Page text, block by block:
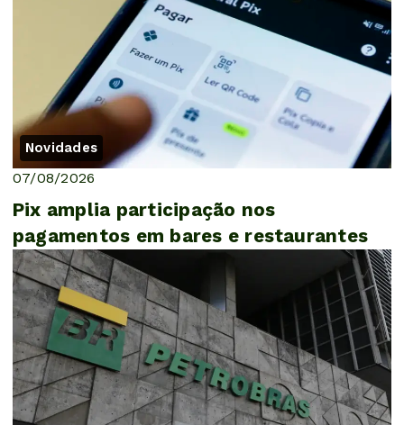
Novidades
07/08/2026
Pix amplia participação nos
pagamentos em bares e restaurantes